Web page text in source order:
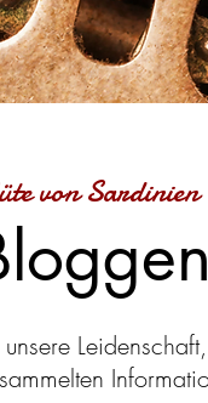
von Sardinien